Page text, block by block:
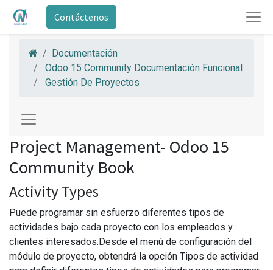
Contáctenos
Documentación
Odoo 15 Community Documentación Funcional
Gestión De Proyectos
Project Management- Odoo 15
Community Book
Activity Types
Puede programar sin esfuerzo diferentes tipos de
actividades bajo cada proyecto con los empleados y
clientes interesados.Desde el menú de configuración del
módulo de proyecto, obtendrá la opción Tipos de actividad